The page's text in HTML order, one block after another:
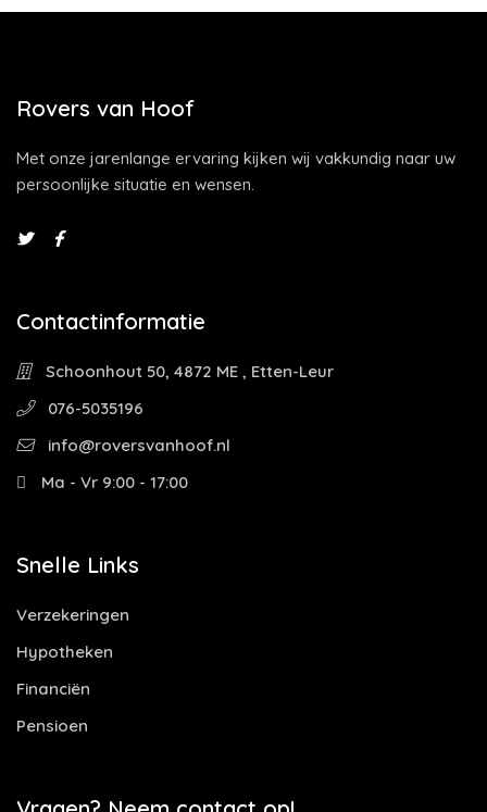
Rovers van Hoof
Met onze jarenlange ervaring kijken wij vakkundig naar uw
persoonlijke situatie en wensen.
Contactinformatie
Schoonhout 50, 4872 ME , Etten-Leur
076-5035196
info@roversvanhoof.nl
Ma - Vr 9:00 - 17:00
Snelle Links
Verzekeringen
Hypotheken
Financiën
Pensioen